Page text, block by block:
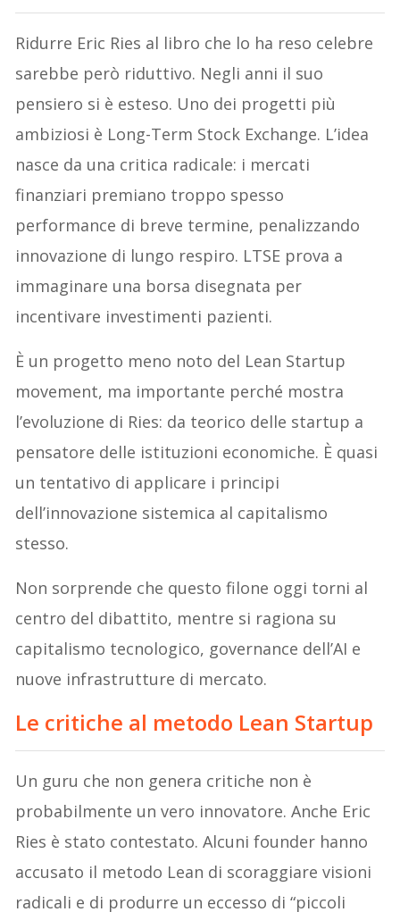
Ridurre Eric Ries al libro che lo ha reso celebre
sarebbe però riduttivo. Negli anni il suo
pensiero si è esteso. Uno dei progetti più
ambiziosi è Long-Term Stock Exchange. L’idea
nasce da una critica radicale: i mercati
finanziari premiano troppo spesso
performance di breve termine, penalizzando
innovazione di lungo respiro. LTSE prova a
immaginare una borsa disegnata per
incentivare investimenti pazienti.
È un progetto meno noto del Lean Startup
movement, ma importante perché mostra
l’evoluzione di Ries: da teorico delle startup a
pensatore delle istituzioni economiche. È quasi
un tentativo di applicare i principi
dell’innovazione sistemica al capitalismo
stesso.
Non sorprende che questo filone oggi torni al
centro del dibattito, mentre si ragiona su
capitalismo tecnologico, governance dell’AI e
nuove infrastrutture di mercato.
Le critiche al metodo Lean Startup
Un guru che non genera critiche non è
probabilmente un vero innovatore. Anche Eric
Ries è stato contestato. Alcuni founder hanno
accusato il metodo Lean di scoraggiare visioni
radicali e di produrre un eccesso di “piccoli